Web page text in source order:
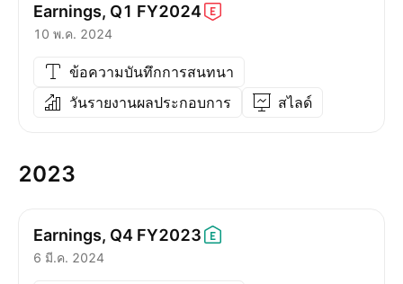
Earnings, Q1 FY2024
10 พ.ค. 2024
ข้อความบันทึกการสนทนา
วันรายงานผลประกอบการ
สไลด์
2023
Earnings, Q4 FY2023
6 มี.ค. 2024